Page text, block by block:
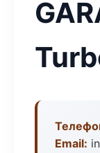
Email: